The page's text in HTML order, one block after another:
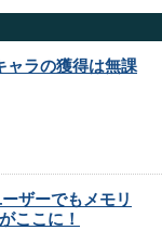
ャラの獲得は無課
ザーでもメモリ
ここに！